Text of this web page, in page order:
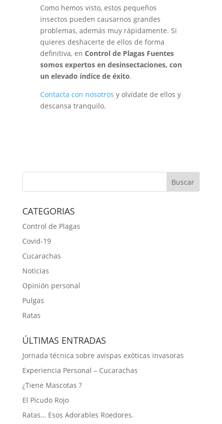
Como hemos visto, estos pequeños
insectos pueden causarnos grandes
problemas, además muy rápidamente. Si
quieres deshacerte de ellos de forma
definitiva, en Control de Plagas Fuentes
somos expertos en desinsectaciones, con
un elevado índice de éxito.
Contacta con nosotros y olvídate de ellos y
descansa tranquilo.
CATEGORIAS
Control de Plagas
Covid-19
Cucarachas
Noticias
Opinión personal
Pulgas
Ratas
ÚLTIMAS ENTRADAS
Jornada técnica sobre avispas exóticas invasoras
Experiencia Personal – Cucarachas
¿Tiene Mascotas ?
El Picudo Rojo
Ratas… Esos Adorables Roedores.